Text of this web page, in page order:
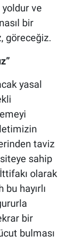
ve
bir
göreceğiz.
yasal
taviz
sahip
olarak
hayırlı
bir
bulması